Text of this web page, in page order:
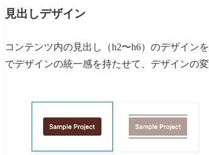
見出しデザイン
コンテンツ内の見出し（h2〜h6）のデザイン
でデザインの統一感を持たせて、デザインの